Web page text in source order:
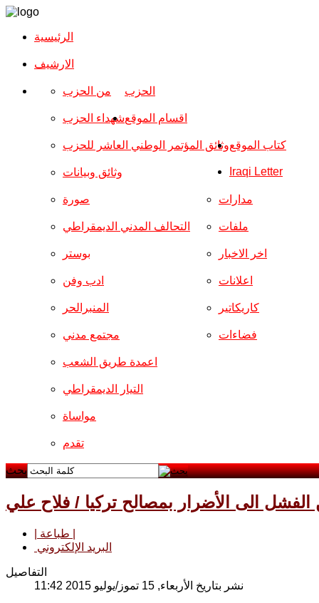
الرئيسية
الارشیف
الحزب من الحزب
شهداء الحزب
وثائق المؤتمر الوطني العاشر للحزب
وثائق وبيانات
اقسام الموقع
صورة
التحالف المدني الديمقراطي
بوستر
ادب وفن
المنبرالحر
مجتمع مدني
مدارات
ملفات
اخر الاخبار
اعلانات
كاريكاتير
فضاءات
اعمدة طريق الشعب
التيار الديمقراطي
مواساة
تقدم
كتاب الموقع
Iraqi Letter
بحث
الى الأضرار بمصالح تركيا / فلاح علي
البريد الإلكتروني
التفاصيل
نشر بتاريخ الأربعاء, 15 تموز/يوليو 2015 11:42